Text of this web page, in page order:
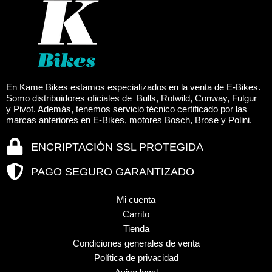
En Kame Bikes estamos especializados en la venta de E-Bikes.
Somo distribuidores oficiales de Bulls, Rotwild, Conway, Fulgur
y Pivot. Además, tenemos servicio técnico certificado por las
marcas anteriores en E-Bikes, motores Bosch, Brose y Polini.
ENCRIPTACIÓN SSL PROTEGIDA
PAGO SEGURO GARANTIZADO
Mi cuenta
Carrito
Tienda
Condiciones generales de venta
Política de privacidad